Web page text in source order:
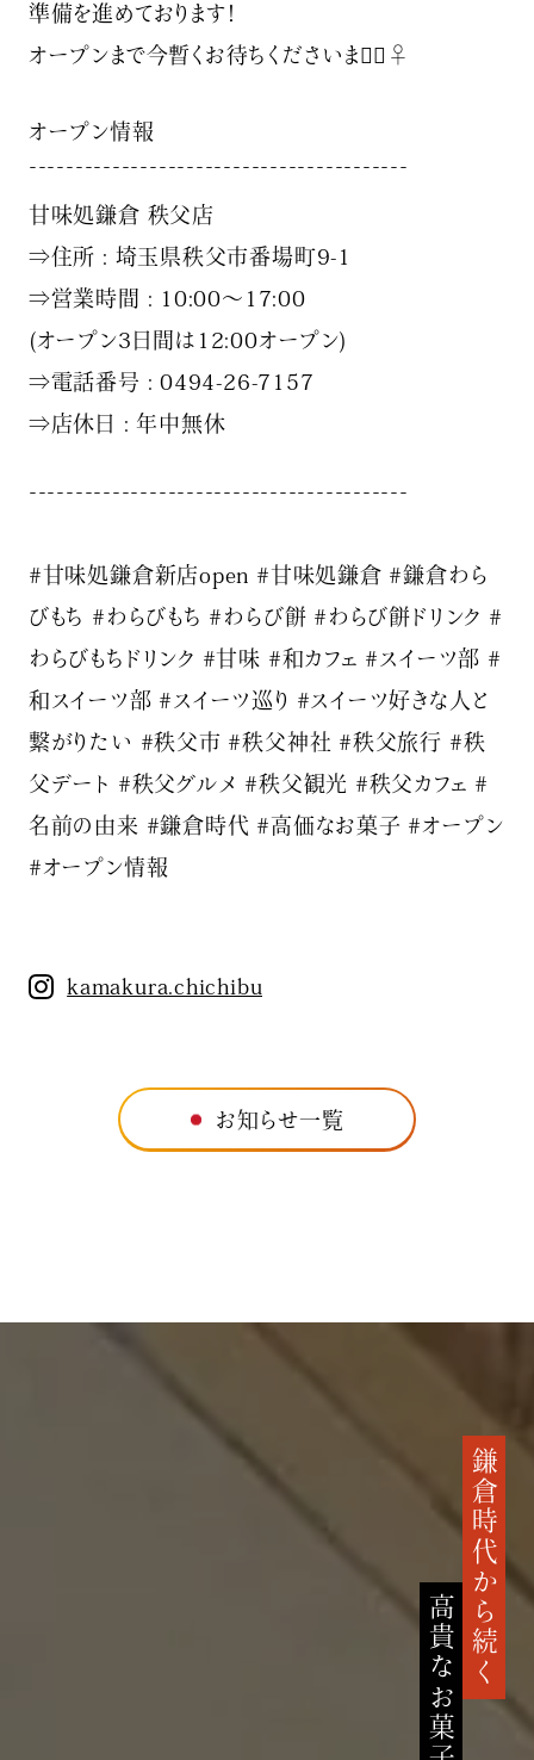
準備を進めております！
オープンまで今暫くお待ちくださいませ🏻‍♀️
オープン情報
¯¯¯¯¯¯¯¯¯¯¯¯¯¯¯¯¯¯¯¯¯¯¯¯¯¯¯¯¯¯¯¯¯¯¯¯¯¯¯¯¯
甘味処鎌倉 秩父店
⇒住所 : 埼玉県秩父市番場町9-1
⇒営業時間 : 10:00〜17:00
(️オープン3日間は12:00オープン)
⇒電話番号 : 0494-26-7157
⇒店休日 : 年中無休
¯¯¯¯¯¯¯¯¯¯¯¯¯¯¯¯¯¯¯¯¯¯¯¯¯¯¯¯¯¯¯¯¯¯¯¯¯¯¯¯¯
#甘味処鎌倉新店open #甘味処鎌倉 #鎌倉わら
びもち #わらびもち #わらび餅 #わらび餅ドリンク #
わらびもちドリンク #甘味 #和カフェ #スイーツ部 #
和スイーツ部 #スイーツ巡り #スイーツ好きな人と
繋がりたい #秩父市 #秩父神社 #秩父旅行 #秩
父デート #秩父グルメ #秩父観光 #秩父カフェ #
名前の由来 #鎌倉時代 #高価なお菓子 #オープン
#オープン情報
kamakura.chichibu
お知らせ一覧
鎌倉時代から続く
高貴なお菓子